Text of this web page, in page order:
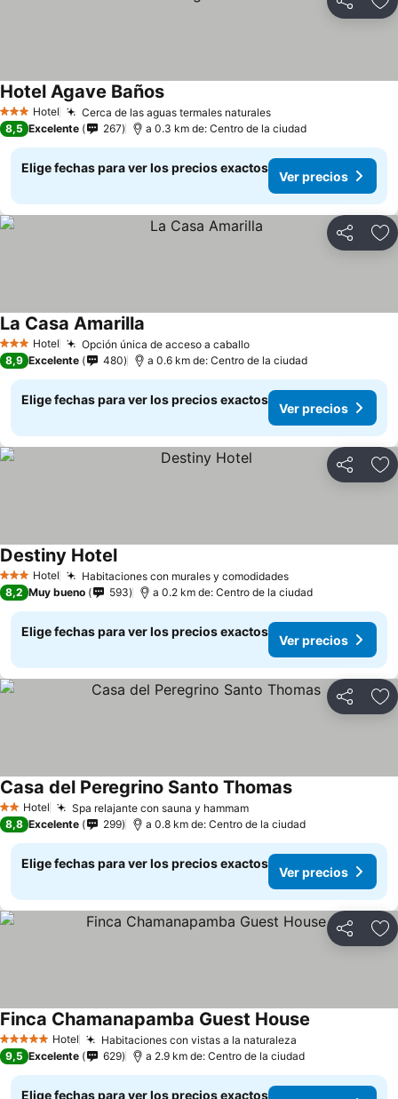
Compartir
3 Estrellas
Hotel Cerca de las aguas termales naturales
Hotel Agave Baños
8,5 Excelente 267 a 0.3 km de: Centro de la ciudad
Elige fechas para ver los precios exactos
Ver precios
Compartir
3 Estrellas
Hotel Opción única de acceso a caballo
La Casa Amarilla
8,9 Excelente 480 a 0.6 km de: Centro de la ciudad
Elige fechas para ver los precios exactos
Ver precios
Compartir
3 Estrellas
Hotel Habitaciones con murales y comodidades
Destiny Hotel
8,2 Muy bueno 593 a 0.2 km de: Centro de la ciudad
Elige fechas para ver los precios exactos
Ver precios
Compartir
2 Estrellas
Hotel Spa relajante con sauna y hammam
Casa del Peregrino Santo Thomas
8,8 Excelente 299 a 0.8 km de: Centro de la ciudad
Elige fechas para ver los precios exactos
Ver precios
Compartir
5 Estrellas Hotel Habitaciones con vistas a la naturaleza
Finca Chamanapamba Guest House
9,5 Excelente 629 a 2.9 km de: Centro de la ciudad
Elige fechas para ver los precios exactos